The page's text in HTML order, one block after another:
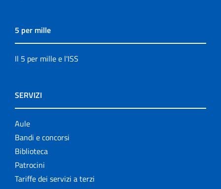
5 per mille
Il 5 per mille e l'ISS
SERVIZI
Aule
Bandi e concorsi
Biblioteca
Patrocini
Tariffe dei servizi a terzi